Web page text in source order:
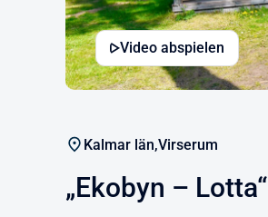
Video abspielen
Kalmar län,Virserum
„Ekobyn – Lotta“